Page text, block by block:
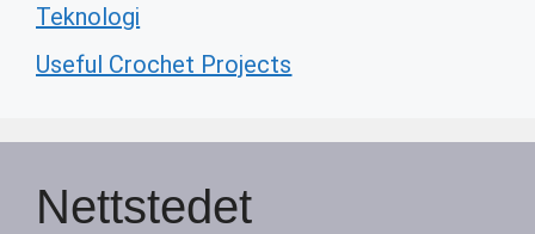
Teknologi
Useful Crochet Projects
Nettstedet